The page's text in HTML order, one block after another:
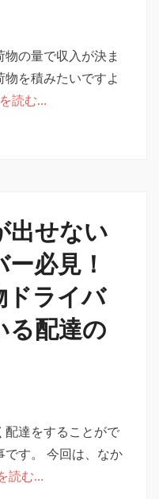
の量で収入が決ま
を積みたいですよ
読む…
出せない
必見！
ドライバ
る配達の
配達をすることがで
です。 今回は、なか
読む…